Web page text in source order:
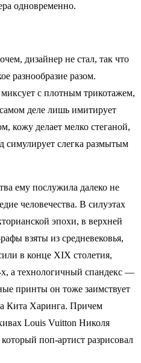
одновременно.
дизайнер не стал, так что
разнообразие разом.
с плотным трикотажем,
деле лишь имитирует
кожу делает мелко стеганой,
симулирует слегка размытым
ему послужила далеко не
человечества. В силуэтах
эпохи, в верхней
взяты из средневековья,
в конце XIX столетия,
а технологичный спандекс —
принты он тоже заимствует
Кита Харинга. Причем
Louis Vuitton Николя
поп-артист разрисовал